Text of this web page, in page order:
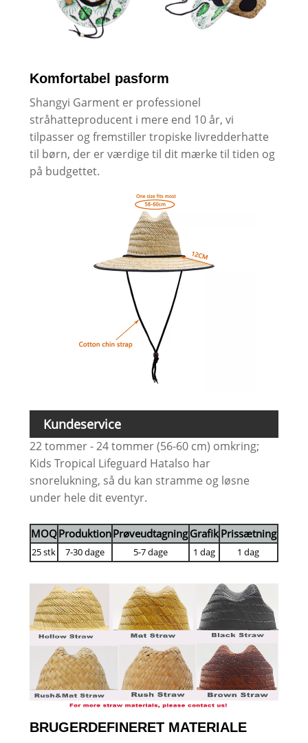
Komfortabel pasform
Shangyi Garment er professionel
stråhatteproducent i mere end 10 år, vi
tilpasser og fremstiller tropiske livredderhatte
til børn, der er værdige til dit mærke til tiden og
på budgettet.
Kundeservice
22 tommer - 24 tommer (56-60 cm) omkring;
Kids Tropical Lifeguard Hatalso har
snorelukning, så du kan stramme og løsne
under hele dit eventyr.
MOQProduktionPrøveudtagningGrafik Prissætning
25 stk 7-30 dage 5-7 dage 1 dag 1 dag
BRUGERDEFINERET MATERIALE